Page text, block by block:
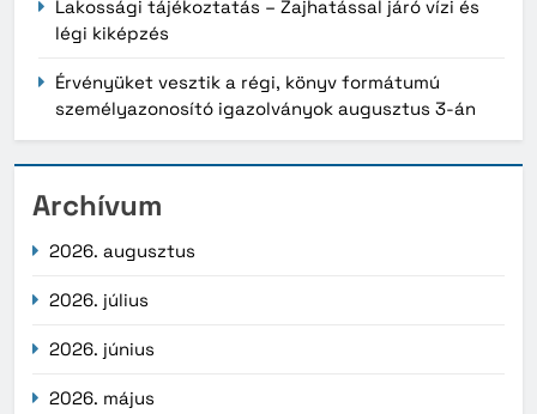
Lakossági tájékoztatás – Zajhatással járó vízi és
légi kiképzés
Érvényüket vesztik a régi, könyv formátumú
személyazonosító igazolványok augusztus 3-án
Archívum
2026. augusztus
2026. július
2026. június
2026. május